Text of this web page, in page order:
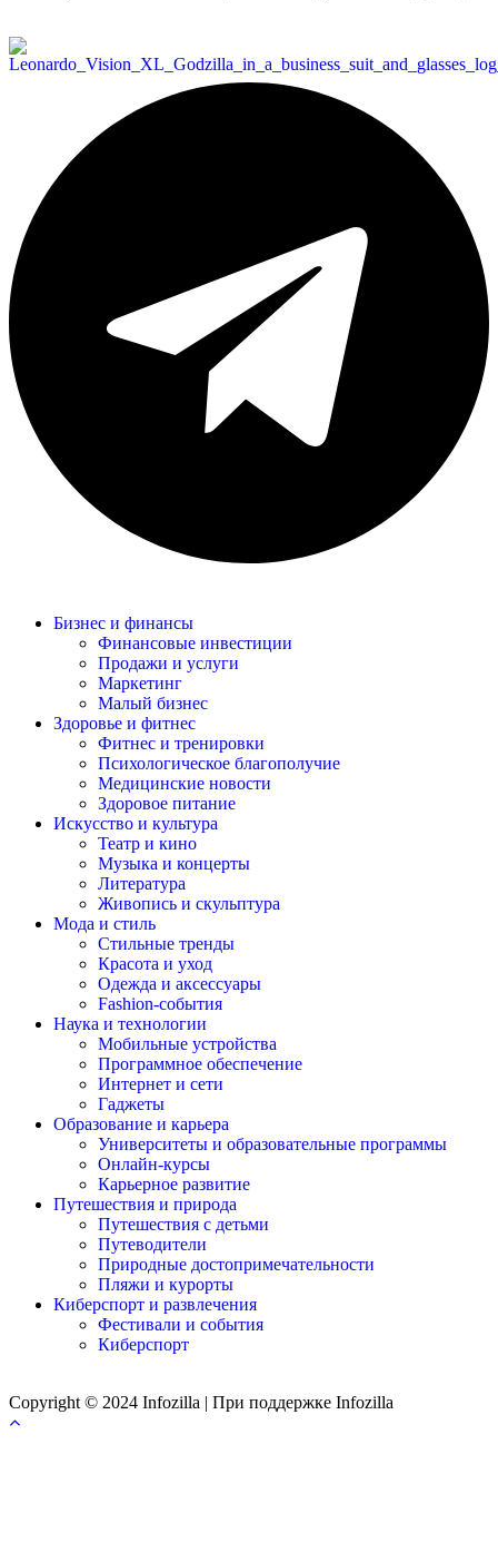
Бизнес и финансы
Финансовые инвестиции
Продажи и услуги
Маркетинг
Малый бизнес
Здоровье и фитнес
Фитнес и тренировки
Психологическое благополучие
Медицинские новости
Здоровое питание
Искусство и культура
Театр и кино
Музыка и концерты
Литература
Живопись и скульптура
Мода и стиль
Стильные тренды
Красота и уход
Одежда и аксессуары
Fashion-события
Наука и технологии
Мобильные устройства
Программное обеспечение
Интернет и сети
Гаджеты
Образование и карьера
Университеты и образовательные программы
Онлайн-курсы
Карьерное развитие
Путешествия и природа
Путешествия с детьми
Путеводители
Природные достопримечательности
Пляжи и курорты
Киберспорт и развлечения
Фестивали и события
Киберспорт
Copyright © 2024 Infozilla | При поддержке Infozilla